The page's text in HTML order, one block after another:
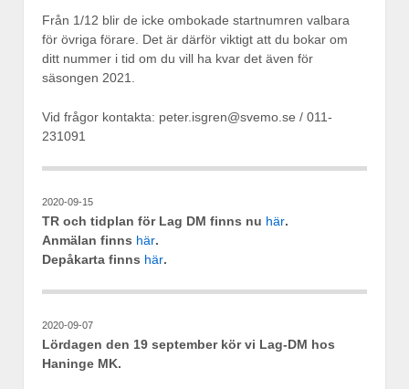
Från 1/12 blir de icke ombokade startnumren valbara
för övriga förare. Det är därför viktigt att du bokar om
ditt nummer i tid om du vill ha kvar det även för
säsongen 2021.
Vid frågor kontakta: peter.isgren@svemo.se / 011-
231091
2020-09-15
TR och tidplan för Lag DM finns nu här.
Anmälan finns här.
Depåkarta finns här.
2020-09-07
Lördagen den 19 september kör vi Lag-DM hos
Haninge MK.